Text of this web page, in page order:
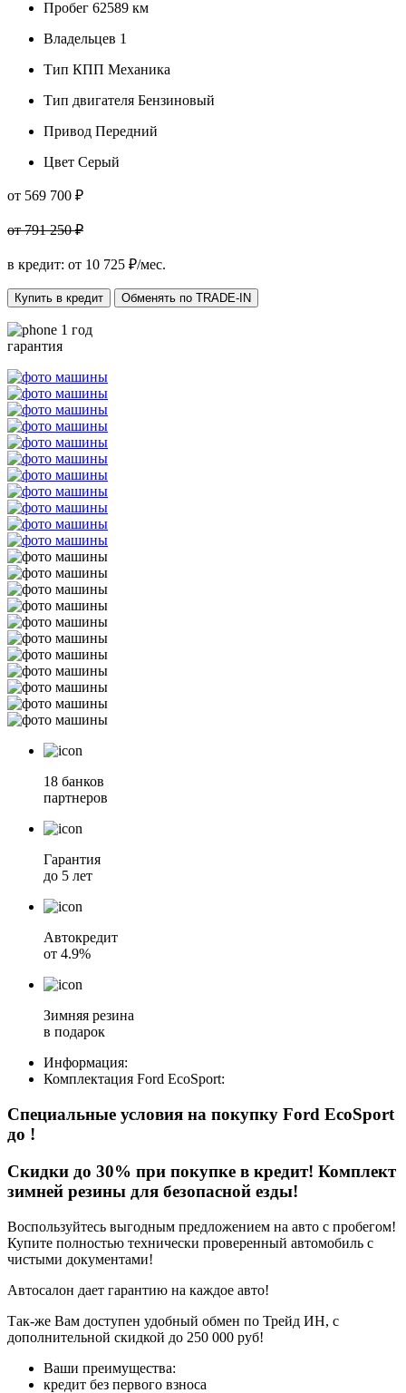
Пробег 62589 км
Владельцев 1
Тип КПП Механика
Тип двигателя Бензиновый
Привод Передний
Цвет Серый
от 569 700 ₽
от 791 250 ₽
в кредит: от 10 725 ₽/мес.
Купить в кредит Обменять по TRADE-IN
1 год
гарантия
18 банков
партнеров
Гарантия
до 5 лет
Автокредит
от 4.9%
Зимняя резина
в подарок
Информация:
Комплектация Ford EcoSport:
Специальные условия на покупку Ford EcoSport
до !
Скидки до 30% при покупке в кредит! Комплект
зимней резины для безопасной езды!
Воспользуйтесь выгодным предложением на авто с пробегом!
Купите полностью технически проверенный автомобиль с
чистыми документами!
Автосалон дает гарантию на каждое авто!
Так-же Вам доступен удобный обмен по Трейд ИН, с
дополнительной скидкой до 250 000 руб!
Ваши преимущества:
кредит без первого взноса